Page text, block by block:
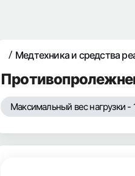
Медтехника и средства
Максимальный вес нагрузки -